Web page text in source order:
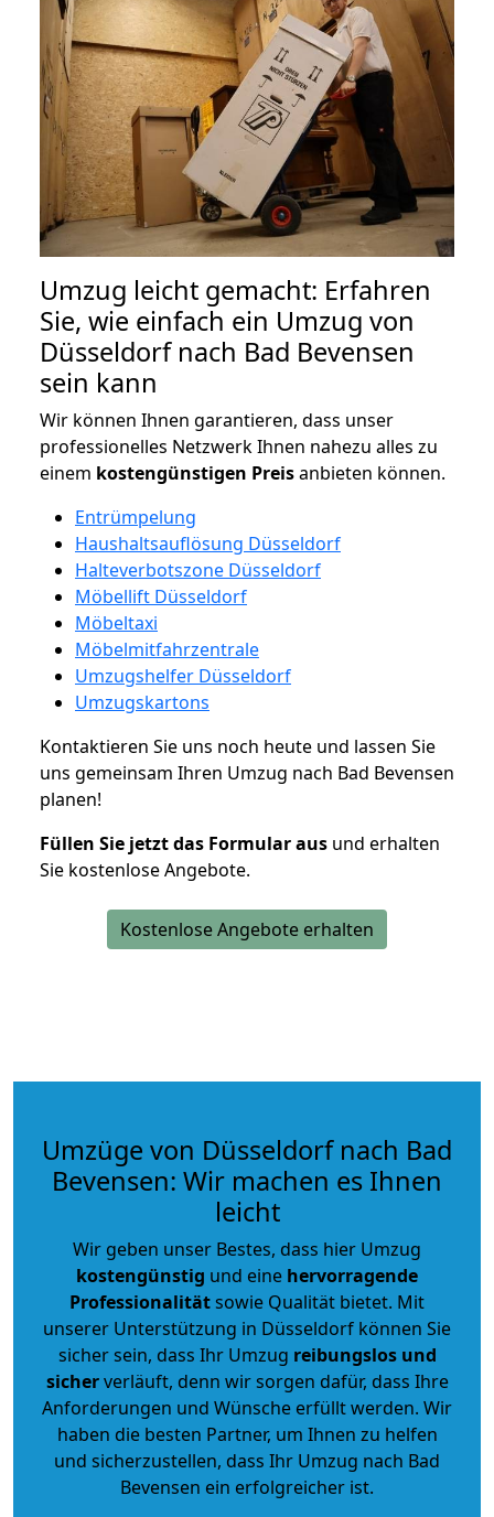
Umzug leicht gemacht: Erfahren
Sie, wie einfach ein Umzug von
Düsseldorf nach Bad Bevensen
sein kann
Wir können Ihnen garantieren, dass unser
professionelles Netzwerk Ihnen nahezu alles zu
einem kostengünstigen Preisanbieten können.
Entrümpelung
Haushaltsauflösung Düsseldorf
Halteverbotszone Düsseldorf
Möbellift Düsseldorf
Möbeltaxi
Möbelmitfahrzentrale
Umzugshelfer Düsseldorf
Umzugskartons
Kontaktieren Sie uns noch heute und lassen Sie
uns gemeinsam Ihren Umzug nach Bad Bevensen
planen!
Füllen Sie jetzt das Formular aus und erhalten
Sie kostenlose Angebote.
Kostenlose Angebote erhalten
Umzüge von Düsseldorf nach Bad
Bevensen: Wir machen es Ihnen
leicht
Wir geben unser Bestes, dass hier Umzug
kostengünstig und eine hervorragende
Professionalitätsowie Qualität bietet. Mit
unserer Unterstützung in Düsseldorf können Sie
sicher sein, dass Ihr Umzug reibungslos und
sicherverläuft, denn wir sorgen dafür, dass Ihre
Anforderungen und Wünsche erfüllt werden. Wir
haben die besten Partner, um Ihnen zu helfen
und sicherzustellen, dass Ihr Umzug nach Bad
Bevensen ein erfolgreicher ist.